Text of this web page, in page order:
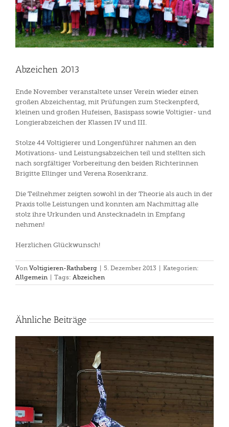
Abzeichen 2013
Ende November veranstaltete unser Verein wieder einen
großen Abzeichentag, mit Prüfungen zum Steckenpferd,
kleinen und großen Hufeisen, Basispass sowie Voltigier- und
Longierabzeichen der Klassen IV und III.
Stolze 44 Voltigierer und Longenführer nahmen an den
Motivations- und Leistungsabzeichen teil und stellten sich
nach sorgfältiger Vorbereitung den beiden Richterinnen
Brigitte Ellinger und Verena Rosenkranz.
Die Teilnehmer zeigten sowohl in der Theorie als auch in der
Praxis tolle Leistungen und konnten am Nachmittag alle
stolz ihre Urkunden und Anstecknadeln in Empfang
nehmen!
Herzlichen Glückwunsch!
Von Voltigieren-Rathsberg 5. Dezember 2013
Kategorien:
Allgemein
Tags: Abzeichen
Ähnliche Beiträge